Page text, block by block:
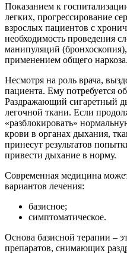
Показанием к
легких, прогрессирование
взрослых пациентов с
необходимость проведения
манипуляций
применением общего наркоза.
Несмотря на роль врача,
пациента. Ему потребуется
Раздражающий сигаретный
легочной ткани. Если
«разблокировать»
крови в органах дыхания,
принесут результатов
привести дыхание в норму.
Современная медицина
вариантов лечения:
базисное;
симптоматическое.
Основа базисной терапии –
препаратов, снимающих